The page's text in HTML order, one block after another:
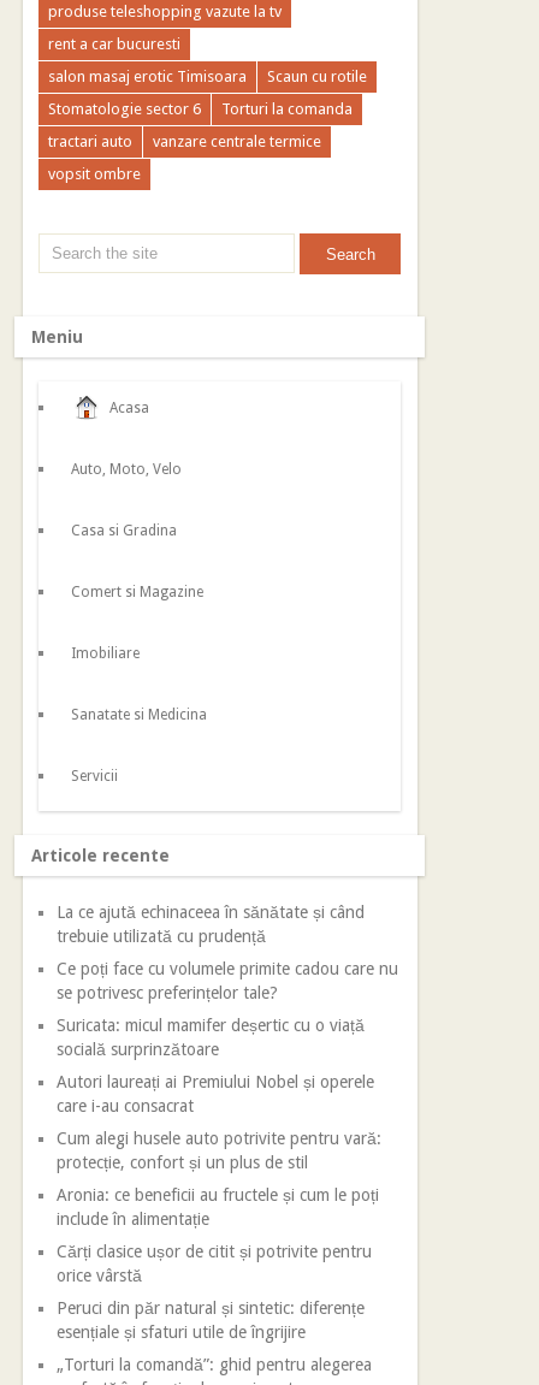
produse teleshopping vazute la tv
rent a car bucuresti
salon masaj erotic Timisoara
Scaun cu rotile
Stomatologie sector 6
Torturi la comanda
tractari auto
vanzare centrale termice
vopsit ombre
Meniu
Acasa
Auto, Moto, Velo
Casa si Gradina
Comert si Magazine
Imobiliare
Sanatate si Medicina
Servicii
Articole recente
La ce ajută echinaceea în sănătate și când
trebuie utilizată cu prudență
Ce poți face cu volumele primite cadou care nu
se potrivesc preferințelor tale?
Suricata: micul mamifer deșertic cu o viață
socială surprinzătoare
Autori laureați ai Premiului Nobel și operele
care i-au consacrat
Cum alegi husele auto potrivite pentru vară:
protecție, confort și un plus de stil
Aronia: ce beneficii au fructele și cum le poți
include în alimentație
Cărți clasice ușor de citit și potrivite pentru
orice vârstă
Peruci din păr natural și sintetic: diferențe
esențiale și sfaturi utile de îngrijire
„Torturi la comandă”: ghid pentru alegerea